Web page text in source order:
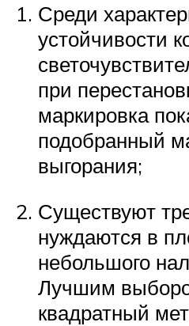
Среди
устойчивости
при
маркировка
подобранный
выгорания;
Существуют
нуждаются в
небольшого
Лучшим
квадратный